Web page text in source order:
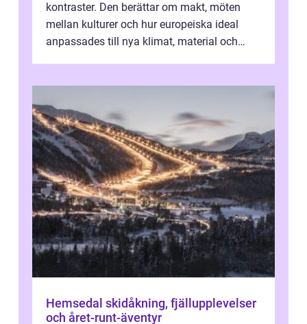
kontraster. Den berättar om makt, möten
mellan kulturer och hur europeiska ideal
anpassades till nya klimat, material och
Hemsedal skidåkning, fjällupplevelser
och året-runt-äventyr